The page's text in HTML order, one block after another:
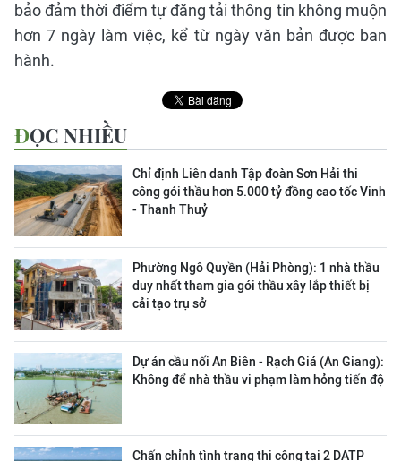
bảo đảm thời điểm tự đăng tải thông tin không muộn
hơn 7 ngày làm việc, kể từ ngày văn bản được ban
hành.
ĐỌC NHIỀU
Chỉ định Liên danh Tập đoàn Sơn Hải thi
công gói thầu hơn 5.000 tỷ đồng cao tốc Vinh
- Thanh Thuỷ
Phường Ngô Quyền (Hải Phòng): 1 nhà thầu
duy nhất tham gia gói thầu xây lắp thiết bị
cải tạo trụ sở
Dự án cầu nối An Biên - Rạch Giá (An Giang):
Không để nhà thầu vi phạm làm hỏng tiến độ
Chấn chỉnh tình trạng thi công tại 2 DATP